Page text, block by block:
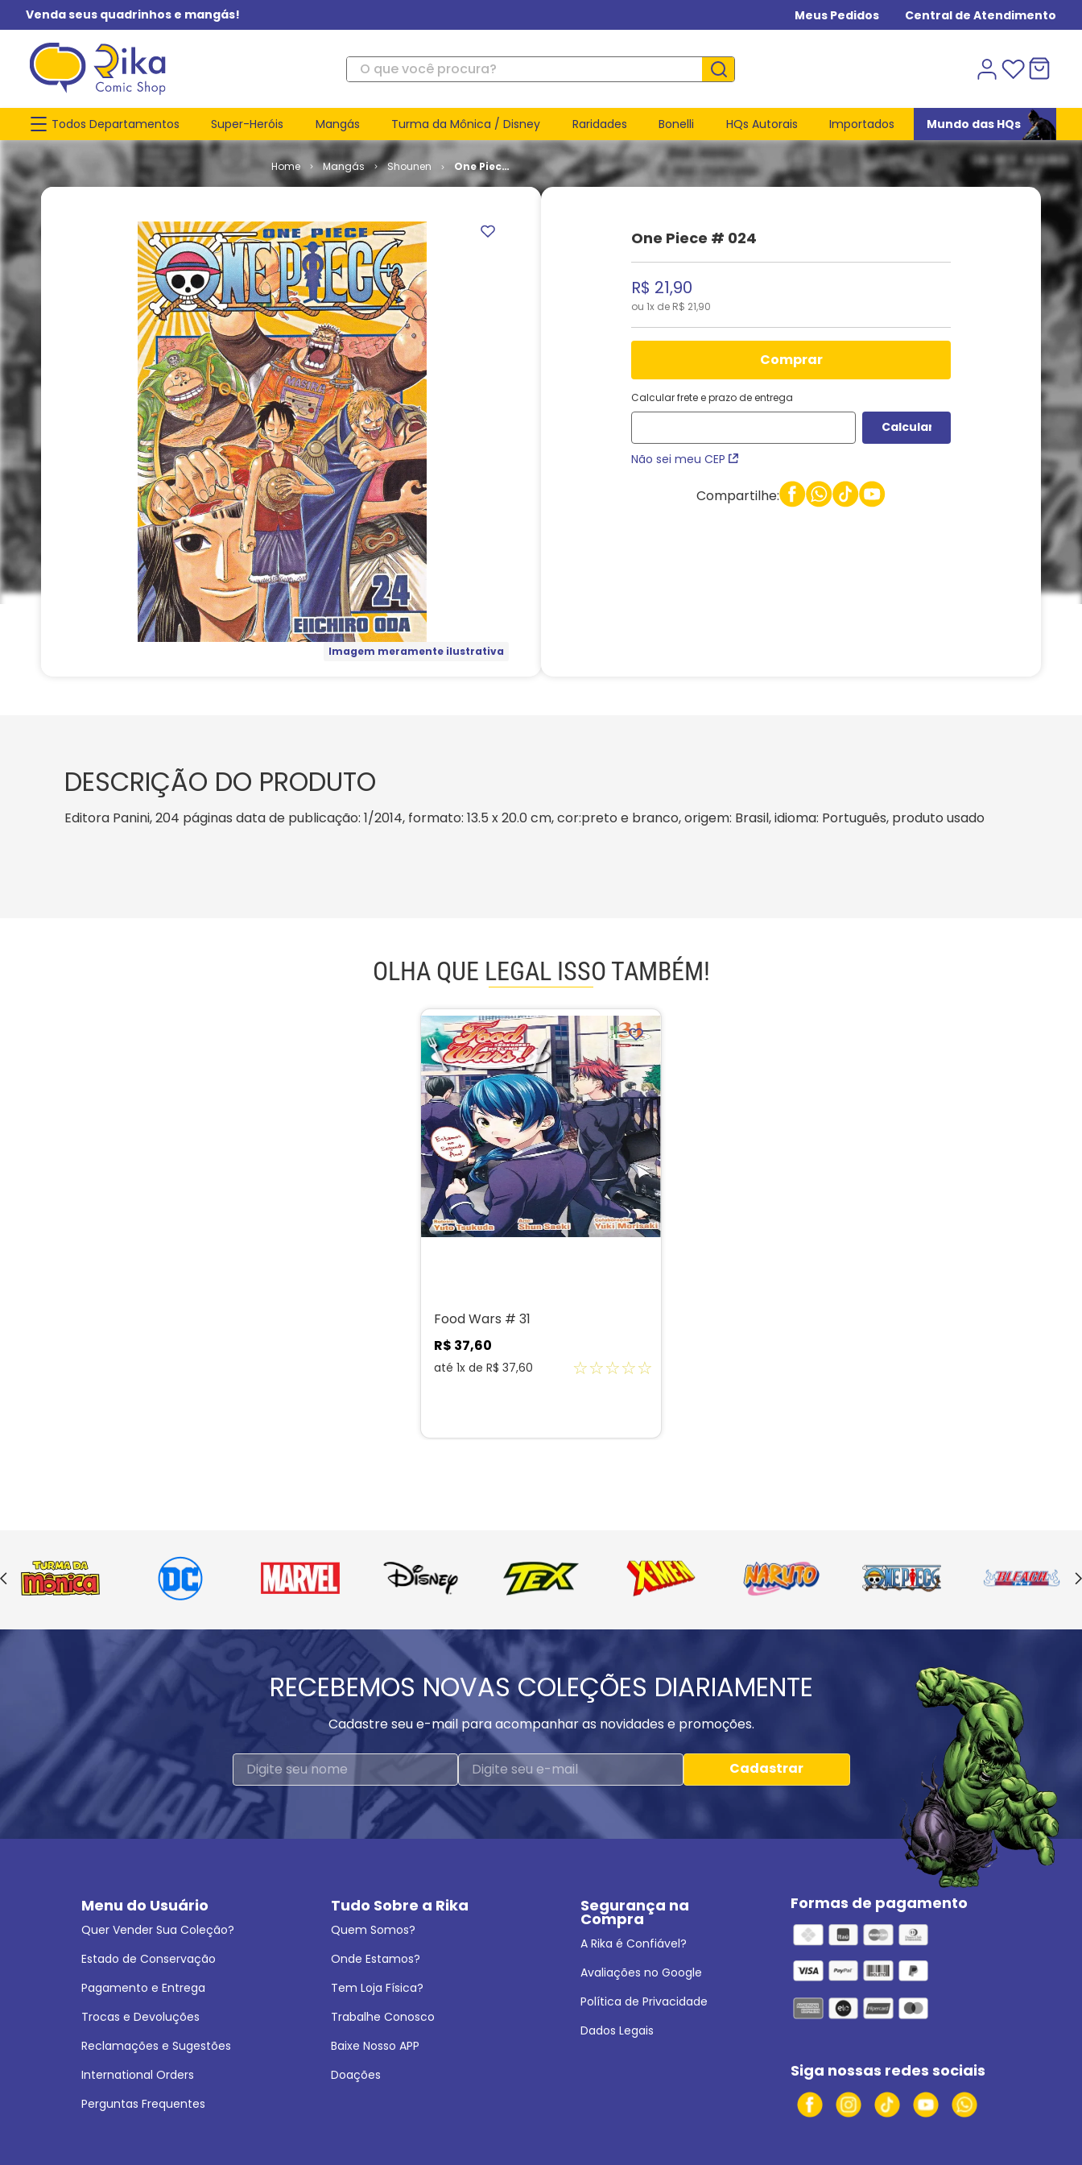
Venda seus quadrinhos e mangás! Meus Pedidos Central de Atendimento
O que você procura?
Todos Departamentos Super-Heróis Mangás Turma da Mônica / Disney Raridades Bonelli HQs Autorais Importados Mundo das HQs
Mangás Shounen
One Piece
# 024
Imagem meramente ilustrativa
One Piece # 024
R$ 21,90
ou 1x de R$ 21,90
comprar
Calcular frete e prazo de entrega
Não sei meu CEP
Compartilhe:
DESCRIÇÃO DO PRODUTO
Editora Panini, 204 páginas data de publicação: 1/2014, formato: 13.5 x 20.0 cm, cor:preto e branco, origem: Brasil, idioma: Português, produto usado
OLHA QUE LEGAL ISSO TAMBÉM!
Food Wars # 31
R$ 37,60
até 1x de R$ 37,60 ☆☆☆☆☆
RECEBEMOS NOVAS COLEÇÕES DIARIAMENTE
Cadastre seu e-mail para acompanhar as novidades e promoções.
Cadastrar
Menu do Usuário
Quer Vender Sua Coleção?
Estado de Conservação
Pagamento e Entrega
Trocas e Devoluções
Reclamações e Sugestões
International Orders
Perguntas Frequentes
Tudo Sobre a Rika
Quem Somos?
Onde Estamos?
Tem Loja Física?
Trabalhe Conosco
Baixe Nosso APP
Doações
Segurança na
Compra
A Rika é Confiável?
Avaliações no Google
Política de Privacidade
Dados Legais
Formas de pagamento
Siga nossas redes sociais